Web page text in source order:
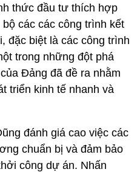
thức đầu tư thích hợp
các các công trình kết
đặc biệt là các công trình
trong những đột phá
Đảng đã đề ra nhằm
triển kinh tế nhanh và
đánh giá cao việc các
chuẩn bị và đảm bảo
công dự án. Nhấn